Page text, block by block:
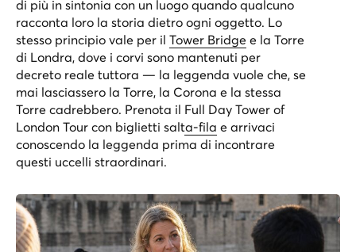
di più in sintonia con un luogo quando qualcuno
racconta loro la storia dietro ogni oggetto. Lo
stesso principio vale per il Tower Bridge e la Torre
di Londra, dove i corvi sono mantenuti per
decreto reale tuttora — la leggenda vuole che, se
mai lasciassero la Torre, la Corona e la stessa
Torre cadrebbero. Prenota il Full Day Tower of
London Tour con biglietti salta-fila e arrivaci
conoscendo la leggenda prima di incontrare
questi uccelli straordinari.